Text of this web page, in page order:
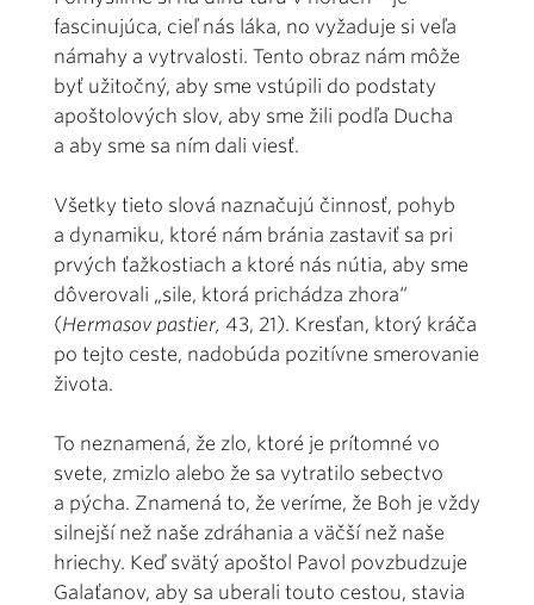
fascinujúca, cieľ nás láka, no vyžaduje si veľa
námahy a vytrvalosti. Tento obraz nám môže
byť užitočný, aby sme vstúpili do podstaty
apoštolových slov, aby sme žili podľa Ducha
a aby sme sa ním dali viesť.
Všetky tieto slová naznačujú činnosť, pohyb
a dynamiku, ktoré nám bránia zastaviť sa pri
prvých ťažkostiach a ktoré nás nútia, aby sme
dôverovali „sile, ktorá prichádza zhora“
(Hermasov pastier, 43, 21). Kresťan, ktorý kráča
po tejto ceste, nadobúda pozitívne smerovanie
života.
To neznamená, že zlo, ktoré je prítomné vo
svete, zmizlo alebo že sa vytratilo sebectvo
a pýcha. Znamená to, že veríme, že Boh je vždy
silnejší než naše zdráhania a väčší než naše
hriechy. Keď svätý apoštol Pavol povzbudzuje
Galaťanov, aby sa uberali touto cestou, stavia